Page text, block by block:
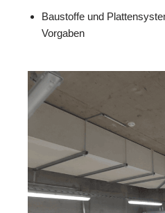
Baustoffe und
Vorgaben